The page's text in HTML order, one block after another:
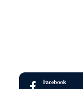
Facebook